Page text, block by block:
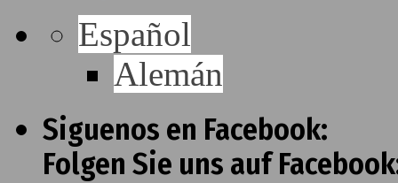
Español
Alemán
Siguenos en Facebook:
Folgen Sie uns auf